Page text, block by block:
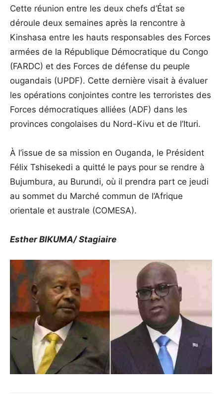
Cette réunion entre les deux chefs d’État se
déroule deux semaines après la rencontre à
Kinshasa entre les hauts responsables des Forces
armées de la République Démocratique du Congo
(FARDC) et des Forces de défense du peuple
ougandais (UPDF). Cette dernière visait à évaluer
les opérations conjointes contre les terroristes des
Forces démocratiques alliées (ADF) dans les
provinces congolaises du Nord-Kivu et de l’Ituri.
À l’issue de sa mission en Ouganda, le Président
Félix Tshisekedi a quitté le pays pour se rendre à
Bujumbura, au Burundi, où il prendra part ce jeudi
au sommet du Marché commun de l’Afrique
orientale et australe (COMESA).
Esther BIKUMA/ Stagiaire